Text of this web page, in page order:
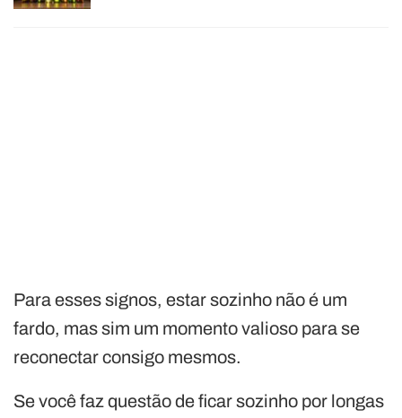
Para esses signos, estar sozinho não é um
fardo, mas sim um momento valioso para se
reconectar consigo mesmos.
Se você faz questão de ficar sozinho por longas